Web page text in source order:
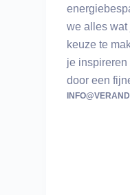
we alles wat
keuze te
je inspireren
door een